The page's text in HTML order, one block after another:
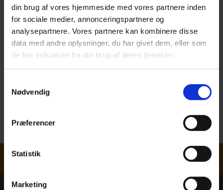
din brug af vores hjemmeside med vores partnere inden
for sociale medier, annonceringspartnere og
analysepartnere. Vores partnere kan kombinere disse
data med andre oplysninger, du har givet dem, eller som
de har indsamlet fra din brug af deres tjenester.
Nødvendig
Præferencer
Statistik
Marketing
KASPER BIRKEDAL
KRISTENSEN
Civilingeniør
Nyhedsbrev